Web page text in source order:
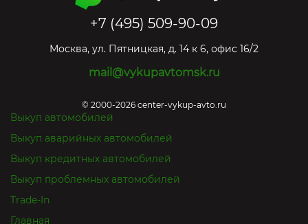
+7 (495) 509-90-09
Москва, ул. Пятницкая, д. 14 к 6, офис 16/2
mail@vykupavtomsk.ru
© 2000-2026 center-vykup-avto.ru
Выкуп автомобилей
Выкуп аварийных автомобилей
Выкуп кредитных автомобилей
Выкуп проблемных автомобилей
Trade-In
Главная